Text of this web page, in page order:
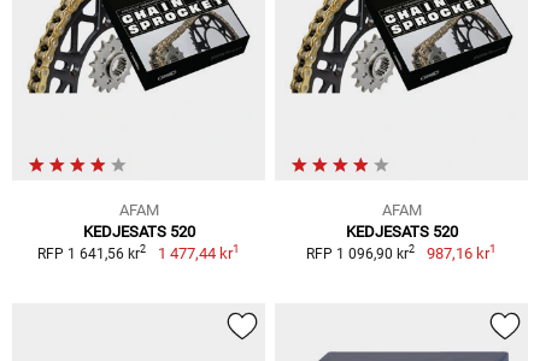
AFAM
KEDJESATS 520
RFP 1 641,56 kr2 1 477,44 kr1
AFAM
KEDJESATS 520
RFP 1 096,90 kr2 987,16 kr1